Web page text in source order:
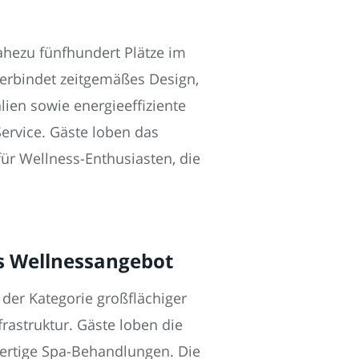
fünfhundert Plätze im
zeitgemäßes Design,
sowie energieeffiziente
Gäste loben das
Wellness-Enthusiasten, die
Kategorie großflächiger
Gäste loben die
Spa-Behandlungen. Die